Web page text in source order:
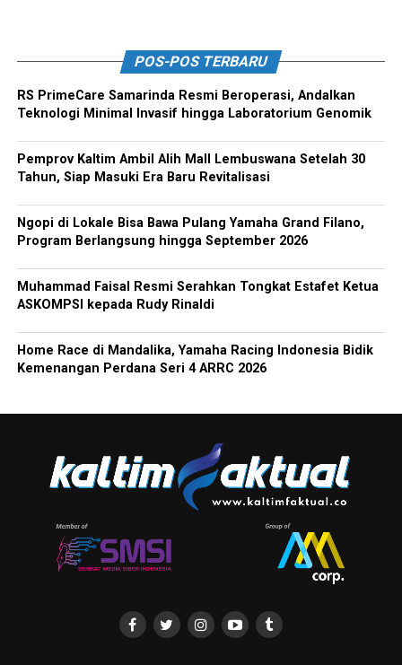
POS-POS TERBARU
RS PrimeCare Samarinda Resmi Beroperasi, Andalkan
Teknologi Minimal Invasif hingga Laboratorium Genomik
Pemprov Kaltim Ambil Alih Mall Lembuswana Setelah 30
Tahun, Siap Masuki Era Baru Revitalisasi
Ngopi di Lokale Bisa Bawa Pulang Yamaha Grand Filano,
Program Berlangsung hingga September 2026
Muhammad Faisal Resmi Serahkan Tongkat Estafet Ketua
ASKOMPSI kepada Rudy Rinaldi
Home Race di Mandalika, Yamaha Racing Indonesia Bidik
Kemenangan Perdana Seri 4 ARRC 2026